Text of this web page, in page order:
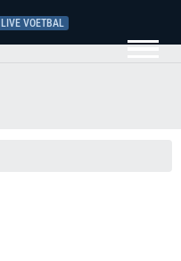
LIVE VOETBAL